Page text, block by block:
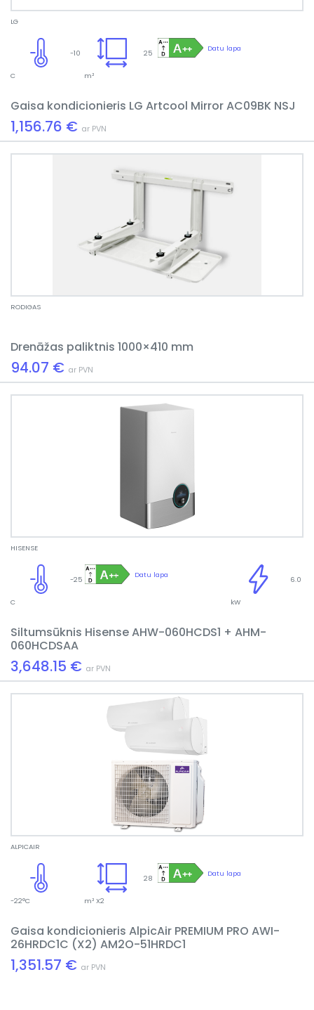
LG
Datu lapa
25
m²
-10
C
Gaisa kondicionieris LG Artcool Mirror AC09BK NSJ
1,156.76 € ar PVN
RODIGAS
Drenāžas paliktnis 1000×410 mm
94.07 € ar PVN
HISENSE
6.0
kW
Datu lapa
-25
C
Siltumsūknis Hisense AHW-060HCDS1 + AHM-
060HCDSAA
3,648.15 € ar PVN
ALPICAIR
Datu lapa
28
m² X2
-22°C
Gaisa kondicionieris AlpicAir PREMIUM PRO AWI-
26HRDC1C (X2) AM2O-51HRDC1
1,351.57 € ar PVN